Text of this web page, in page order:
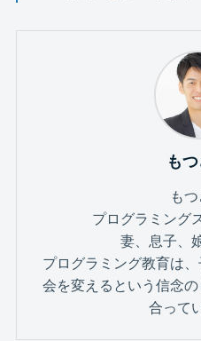
も
も
プログラミング
妻、息子、
プログラミング教育は
会を変えるという信念
合って